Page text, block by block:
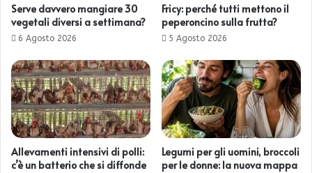
Serve davvero mangiare 30
vegetali diversi a settimana?
6 Agosto 2026
Fricy: perché tutti mettono il
peperoncino sulla frutta?
5 Agosto 2026
Allevamenti intensivi di polli:
c’è un batterio che si diffonde
Legumi per gli uomini, broccoli
per le donne: la nuova mappa